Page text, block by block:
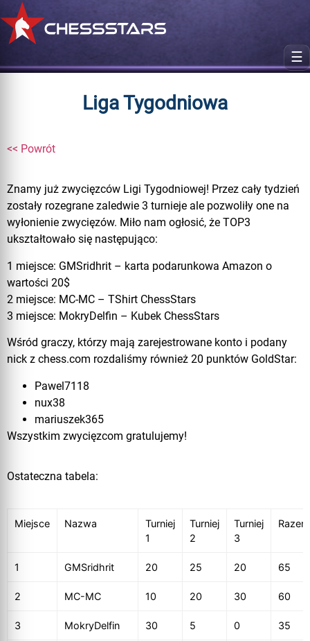
☰
Liga Tygodniowa
<< Powrót
Znamy już zwycięzców Ligi Tygodniowej! Przez cały tydzień
zostały rozegrane zaledwie 3 turnieje ale pozwoliły one na
wyłonienie zwycięzów. Miło nam ogłosić, że TOP3
ukształtowało się następująco:
1 miejsce: GMSridhrit – karta podarunkowa Amazon o
wartości 20$
2 miejsce: MC-MC – TShirt ChessStars
3 miejsce: MokryDelfin – Kubek ChessStars
Wśród graczy, którzy mają zarejestrowane konto i podany
nick z chess.com rozdaliśmy również 20 punktów GoldStar:
Pawel7118
nux38
mariuszek365
Wszystkim zwycięzcom gratulujemy!
Ostateczna tabela:
Miejsce Nazwa
Turniej
1
Turniej
2
Turniej
3
Razem
1 GMSridhrit 20 25 20 65
2 MC-MC 10 20 30 60
3 MokryDelfin 30 5 0 35